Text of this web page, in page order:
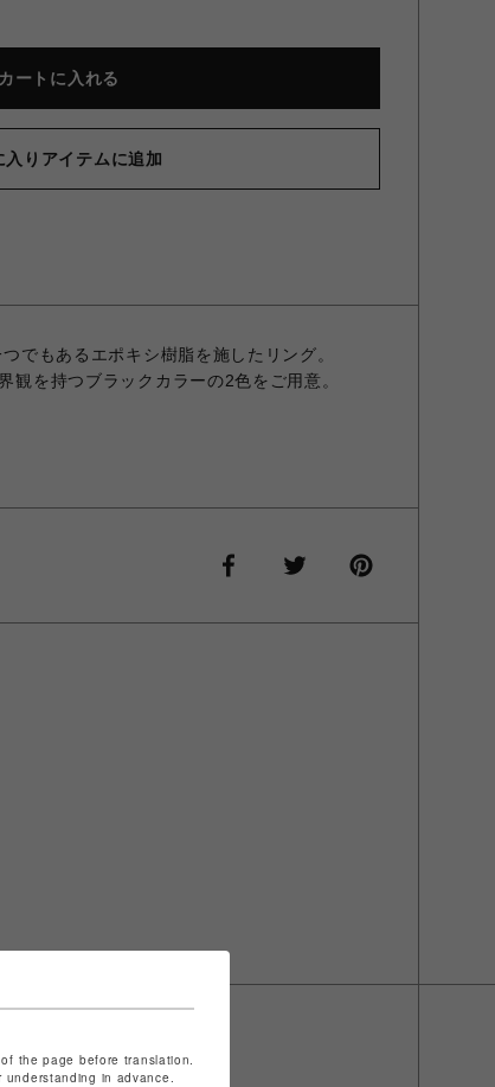
カートに入れる
入りアイテムに追加
でもあるエポキシ樹脂を施したリング。
観を持つブラックカラーの2色をご用意。
the page before translation.
in advance.